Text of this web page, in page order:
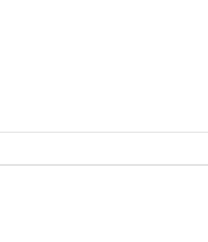
C.V. TODOS LOS DERECHOS